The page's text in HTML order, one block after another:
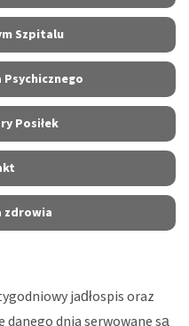
Szpitalu
Posiłek
zdrowia
jadłospis oraz
danego dnia serwowane są